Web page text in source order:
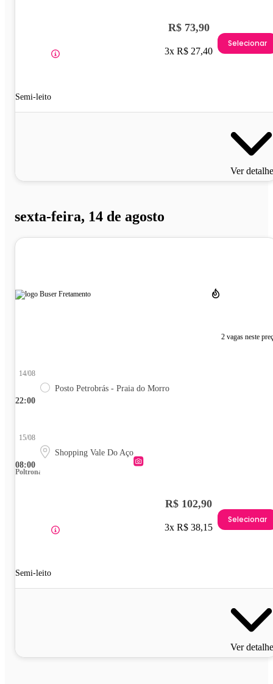
Semi-leito
R$ 73,90
3x R$ 27,40
Selecionar
Ver
sexta-feira, 14 de agosto
2 vagas neste
22:00
14/08
Posto Petrobrás - Praia do Morro
08:00
15/08
Shopping Vale Do Aço
Poltrona
Semi-leito
R$ 102,90
3x R$ 38,15
Selecionar
Ver